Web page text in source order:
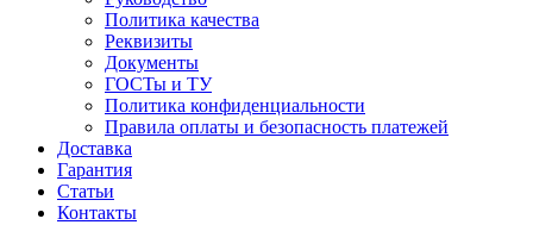
Политика качества
Реквизиты
Документы
ГОСТы и ТУ
Политика конфиденциальности
Правила оплаты и безопасность платежей
Доставка
Гарантия
Статьи
Контакты